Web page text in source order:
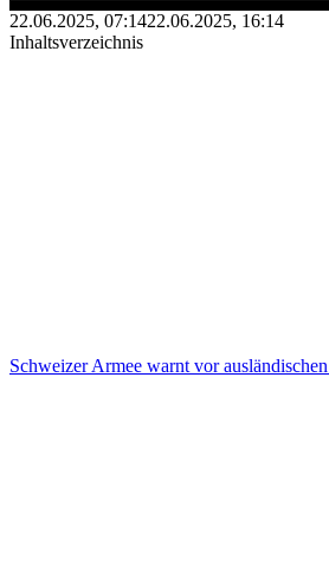
22.06.2025, 07:1422.06.2025, 16:14
Inhaltsverzeichnis
Schweizer Armee warnt vor